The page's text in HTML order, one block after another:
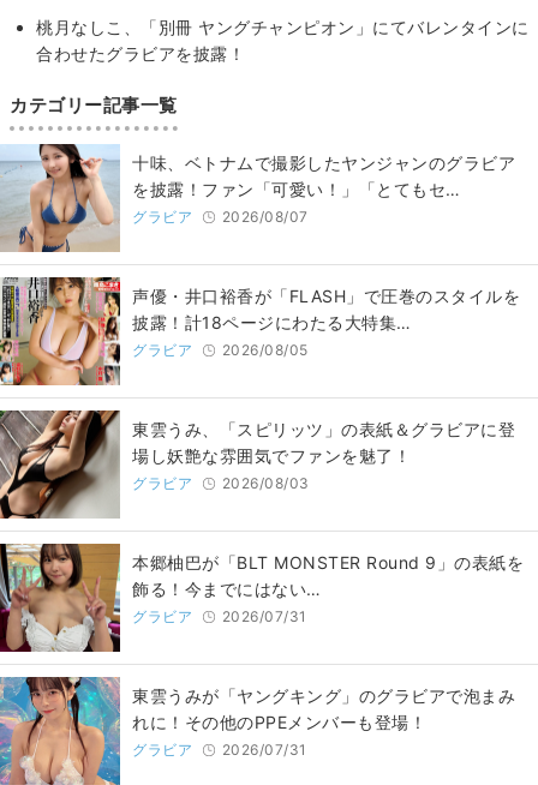
桃月なしこ、「別冊 ヤングチャンピオン」にてバレンタインに
合わせたグラビアを披露！
カテゴリー記事一覧
十味、ベトナムで撮影したヤンジャンのグラビア
を披露！ファン「可愛い！」「とてもセ…
グラビア 2026/08/07
声優・井口裕香が「FLASH」で圧巻のスタイルを
披露！計18ページにわたる大特集…
グラビア 2026/08/05
東雲うみ、「スピリッツ」の表紙＆グラビアに登
場し妖艶な雰囲気でファンを魅了！
グラビア 2026/08/03
本郷柚巴が「BLT MONSTER Round 9」の表紙を
飾る！今までにはない…
グラビア 2026/07/31
東雲うみが「ヤングキング」のグラビアで泡まみ
れに！その他のPPEメンバーも登場！
グラビア 2026/07/31